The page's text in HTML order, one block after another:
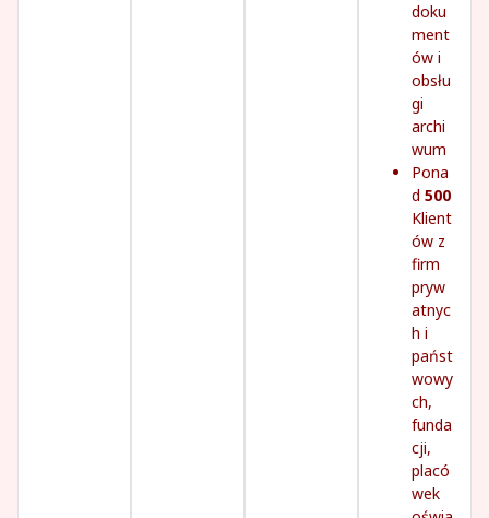
doku
ment
ów i
obsłu
gi
archi
wum
Pona
d 500
Klient
ów z
firm
pryw
atnyc
h i
państ
wowy
ch,
funda
cji,
placó
wek